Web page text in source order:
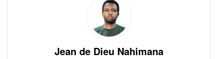
Jean de Dieu Nahimana